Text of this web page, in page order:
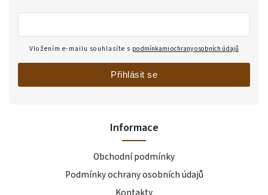
Informace
Obchodní podmínky
Podmínky ochrany osobních údajů
Vložením e-mailu souhlasíte s podmínkami ochrany osobních údajů
Přihlásit se